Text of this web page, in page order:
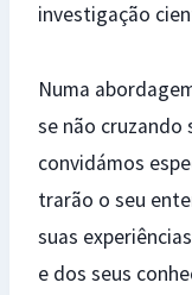
investigação
Numa
se não cruzando
convidámos
trarão o seu
suas
e dos seus